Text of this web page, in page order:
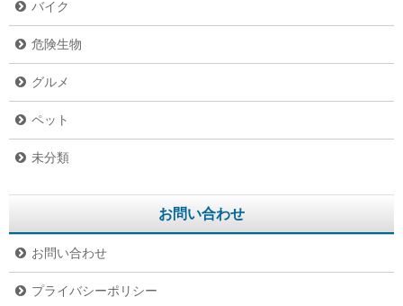
バイク
危険生物
グルメ
ペット
未分類
お問い合わせ
お問い合わせ
プライバシーポリシー